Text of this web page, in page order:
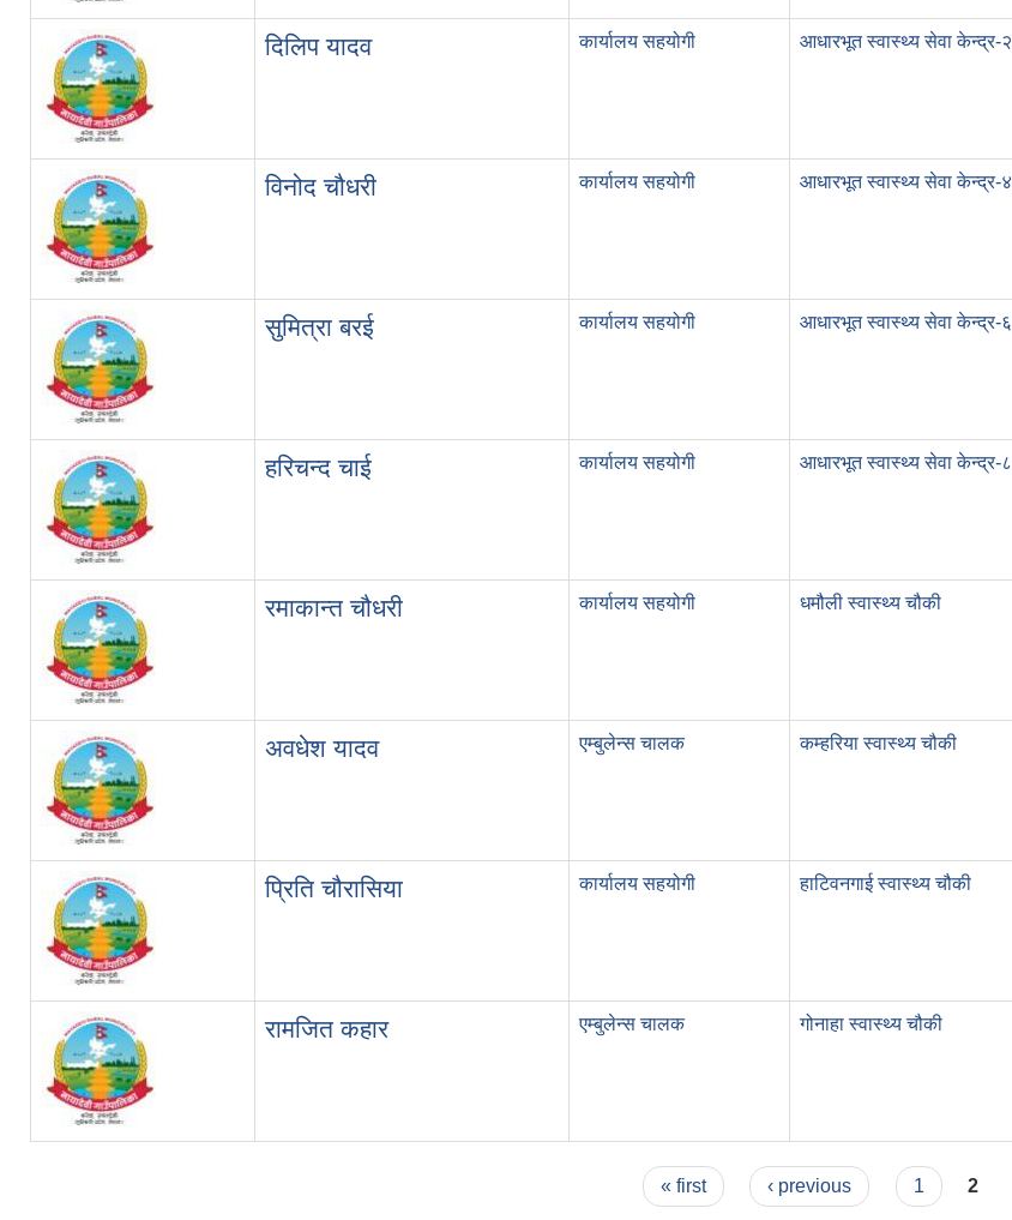
दिलिप यादव कार्यालय सहयोगी आधारभूत स्वास्थ्य सेवा केन्द्र-२
विनोद चौधरी कार्यालय सहयोगी आधारभूत स्वास्थ्य सेवा केन्द्र-४
सुमित्रा बरई कार्यालय सहयोगी आधारभूत स्वास्थ्य सेवा केन्द्र-६
हरिचन्द चाई कार्यालय सहयोगी आधारभूत स्वास्थ्य सेवा केन्द्र-८
रमाकान्त चौधरी कार्यालय सहयोगी धमौली स्वास्थ्य चौकी
अवधेश यादव एम्बुलेन्स चालक कम्हरिया स्वास्थ्य चौकी
प्रिति चौरासिया कार्यालय सहयोगी हाटिवनगाई स्वास्थ्य चौकी
रामजित कहार एम्बुलेन्स चालक गोनाहा स्वास्थ्य चौकी
« first ‹ previous 1 2